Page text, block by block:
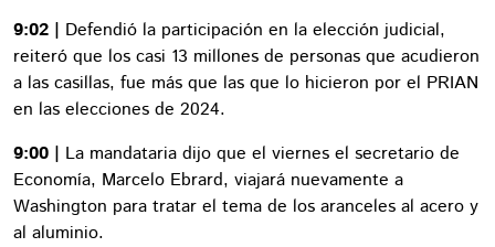
9:02 | Defendió la participación en la elección judicial,
reiteró que los casi 13 millones de personas que acudieron
a las casillas, fue más que las que lo hicieron por el PRIAN
en las elecciones de 2024.
9:00 | La mandataria dijo que el viernes el secretario de
Economía, Marcelo Ebrard, viajará nuevamente a
Washington para tratar el tema de los aranceles al acero y
al aluminio.